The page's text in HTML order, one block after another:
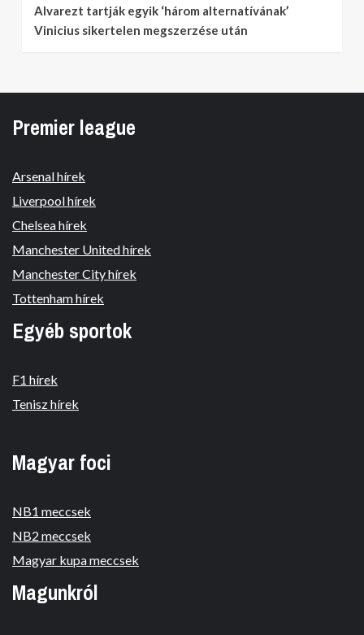
Alvarezt tartják egyik ‘három alternatívának’
Vinicius sikertelen megszerzése után
Premier league
Arsenal hírek
Liverpool hírek
Chelsea hírek
Manchester United hírek
Manchester City hírek
Tottenham hírek
Egyéb sportok
F1 hírek
Tenisz hírek
Magyar foci
NB1 meccsek
NB2 meccsek
Magyar kupa meccsek
Magunkról